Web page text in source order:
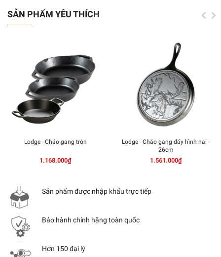
SẢN PHẨM YÊU THÍCH
Lodge - Chảo gang tròn
1.168.000₫
Lodge - Chảo gang đáy hình nai -
26cm
1.561.000₫
Sản phẩm được nhập khẩu trực tiếp
Bảo hành chính hãng toàn quốc
Hơn 150 đại lý